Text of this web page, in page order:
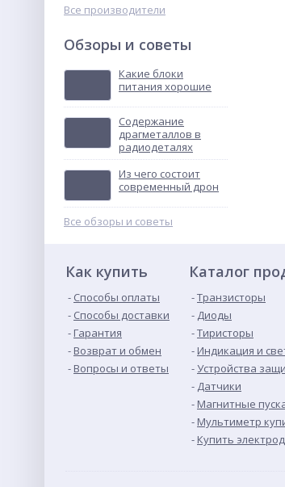
ТВУ-12В тональное
вызывное устройство
Не указана цена
Все производители
Обзоры и советы
Какие блоки
питания хорошие
Содержание
драгметаллов в
радиодеталях
Из чего состоит
современный дрон
Все обзоры и советы
Как купить
Способы оплаты
Способы доставки
Гарантия
Возврат и обмен
Вопросы и ответы
Каталог
Транзисторы
Диоды
Тиристоры
Индикация и
Устройства
Датчики
Магнитные
Мультиметр
Купить